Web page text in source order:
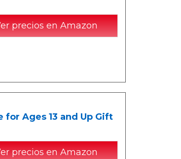
precios en Amazon
Ages 13 and Up Gift
precios en Amazon